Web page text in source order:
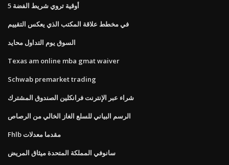
5 أوقية تروي شريط الفضة
في مخطط علاقة المكتب الذي يعكس التقييم
السوق يوم التداول محايد
Texas am online mba gmat waiver
Schwab premarket trading
شراء عبر الإنترنت فرانكلين الصندوق المشترك
الرسم البياني للسلع الغاز الخالي من الرصاص
Fhlb مقدما معدلات
سانوفي المملكة المتحدة ميثاق المريض